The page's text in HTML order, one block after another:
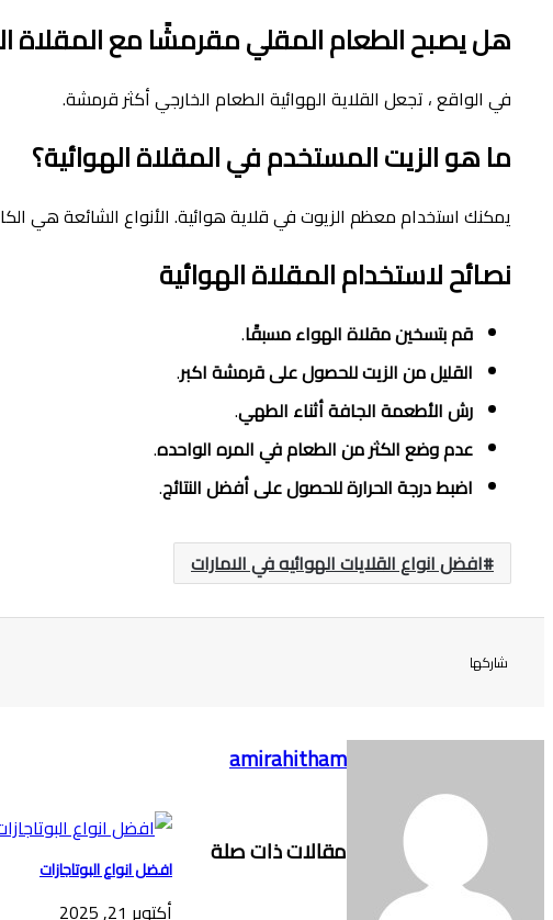
هل يصبح الطعام المقلي مقرمشًا مع المقلاة
في الواقع ، تجعل القلاية الهوائية الطعام الخارجي أكثر قرمشة.
ما هو الزيت المستخدم في المقلاة الهوائية؟
يمكنك استخدام معظم الزيوت في قلاية هوائية. الأنواع الشائعة هي
نصائح لاستخدام المقلاة الهوائية
قم بتسخين مقلاة الهواء مسبقًا.
القليل من الزيت للحصول على قرمشة اكبر.
رش الأطعمة الجافة أثناء الطهي.
عدم وضع الكثر من الطعام في المره الواحده.
اضبط درجة الحرارة للحصول على أفضل النتائج.
افضل انواع القلايات الهوائيه في الامارات
شاركها
amirahitham
مقالات ذات صلة افضل انواع البوتاجازات
أكتوبر 21, 2025